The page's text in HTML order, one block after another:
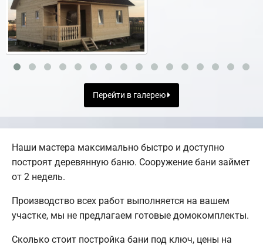
Перейти в галерею
Наши мастера максимально быстро и доступно
построят деревянную баню. Сооружение бани займет
от 2 недель.
Производство всех работ выполняется на вашем
участке, мы не предлагаем готовые домокомплекты.
Сколько стоит постройка бани под ключ, цены на